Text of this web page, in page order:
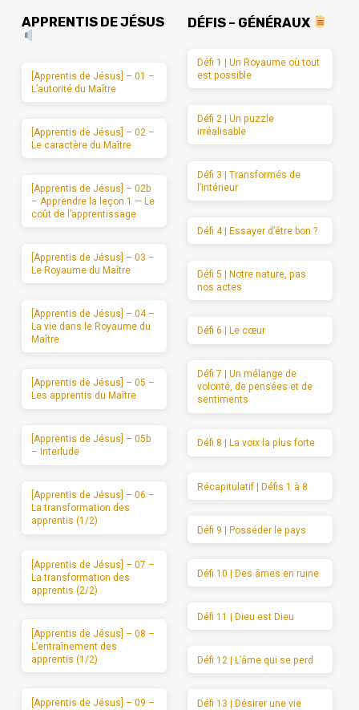
APPRENTIS DE JÉSUS
[Apprentis de Jésus] – 01 –
L’autorité du Maître
[Apprentis de Jésus] – 02 –
Le caractère du Maître
[Apprentis de Jésus] – 02b
– Apprendre la leçon 1 — Le
coût de l’apprentissage
[Apprentis de Jésus] – 03 –
Le Royaume du Maître
[Apprentis de Jésus] – 04 –
La vie dans le Royaume du
Maître
[Apprentis de Jésus] – 05 –
Les apprentis du Maître
[Apprentis de Jésus] – 05b
– Interlude
[Apprentis de Jésus] – 06 –
La transformation des
apprentis (1/2)
[Apprentis de Jésus] – 07 –
La transformation des
apprentis (2/2)
[Apprentis de Jésus] – 08 –
L’entraînement des
apprentis (1/2)
[Apprentis de Jésus] – 09 –
DÉFIS – GÉNÉRAUX
Défi 1 | Un Royaume où tout
est possible
Défi 2 | Un puzzle
irréalisable
Défi 3 | Transformés de
l’intérieur
Défi 4 | Essayer d’être bon ?
Défi 5 | Notre nature, pas
nos actes
Défi 6 | Le cœur
Défi 7 | Un mélange de
volonté, de pensées et de
sentiments
Défi 8 | La voix la plus forte
Récapitulatif | Défis 1 à 8
Défi 9 | Posséder le pays
Défi 10 | Des âmes en ruine
Défi 11 | Dieu est Dieu
Défi 12 | L’âme qui se perd
Défi 13 | Désirer une vie